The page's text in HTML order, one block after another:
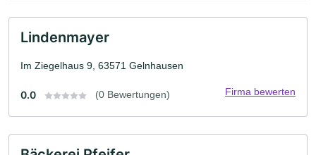
Lindenmayer
Im Ziegelhaus 9, 63571 Gelnhausen
0.0 (0 Bewertungen) Firma bewerten